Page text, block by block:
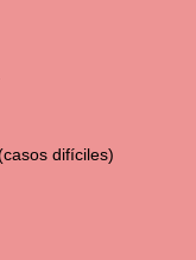
difíciles)